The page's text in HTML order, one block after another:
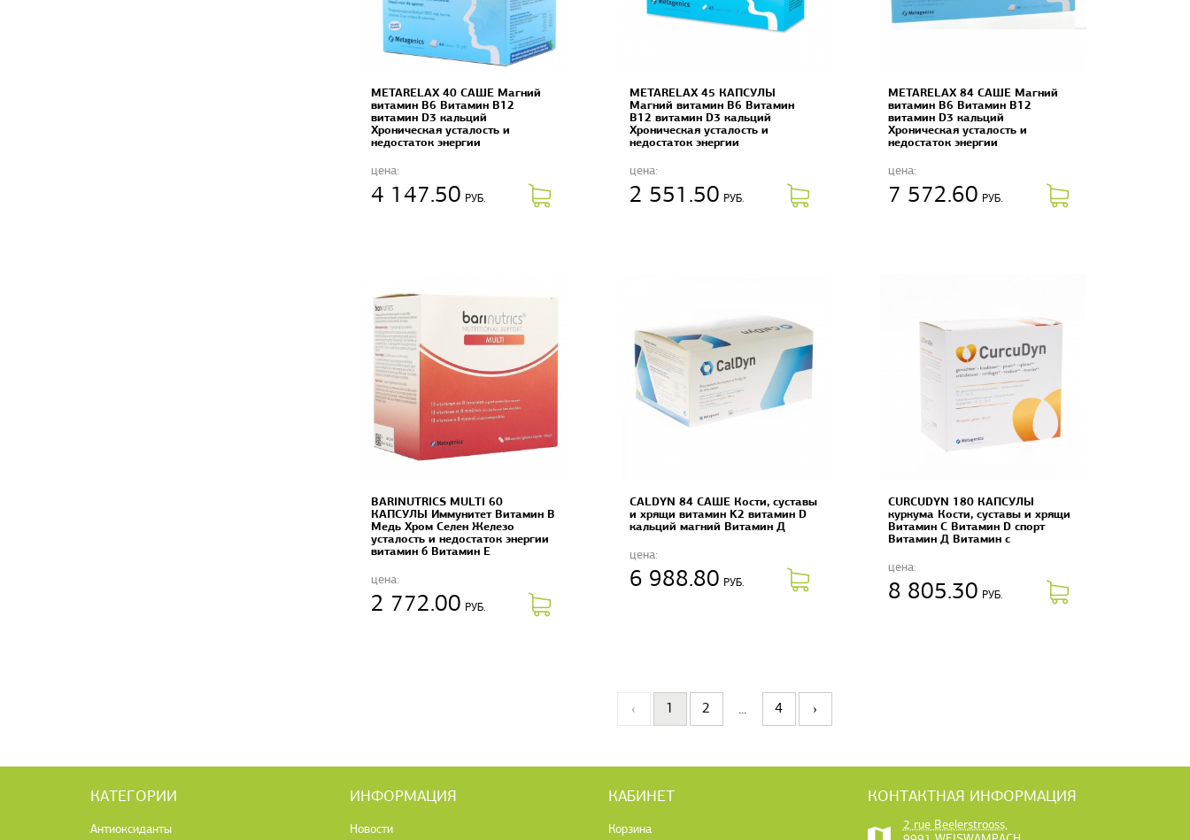
METARELAX 40 САШЕ Магний
витамин B6 Витамин B12
витамин D3 кальций
Хроническая усталость и
недостаток энергии
цена:
4 147.50 РУБ.
METARELAX 45 КАПСУЛЫ
Магний витамин B6 Витамин
B12 витамин D3 кальций
Хроническая усталость и
недостаток энергии
цена:
2 551.50 РУБ.
METARELAX 84 САШЕ Магний
витамин B6 Витамин B12
витамин D3 кальций
Хроническая усталость и
недостаток энергии
цена:
7 572.60 РУБ.
BARINUTRICS MULTI 60
КАПСУЛЫ Иммунитет Витамин B
Медь Хром Селен Железо
усталость и недостаток энергии
витамин б Витамин Е
цена:
2 772.00 РУБ.
CALDYN 84 САШЕ Кости, суставы
и хрящи витамин K2 витамин D
кальций магний Витамин Д
цена:
6 988.80 РУБ.
CURCUDYN 180 КАПСУЛЫ
куркума Кости, суставы и хрящи
Витамин C Витамин D спорт
Витамин Д Витамин с
цена:
8 805.30 РУБ.
‹ 1 2 ... 4 ›
КАТЕГОРИИ
Антиоксиданты
ИНФОРМАЦИЯ
Новости
КАБИНЕТ
Корзина
КОНТАКТНАЯ ИНФОРМАЦИЯ
2 rue Beelerstrooss,